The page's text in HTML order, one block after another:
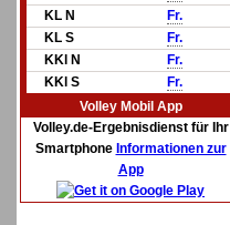
KL N
Fr.
KL S
Fr.
KKl N
Fr.
KKl S
Fr.
Volley Mobil App
Volley.de-Ergebnisdienst für Ihr
Smartphone Informationen zur
App